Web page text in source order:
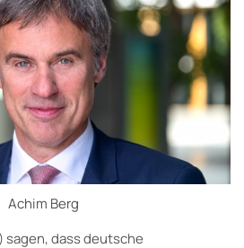
Achim Berg
sagen, dass deutsche